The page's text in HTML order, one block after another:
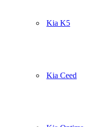
Kia K5
Kia Ceed